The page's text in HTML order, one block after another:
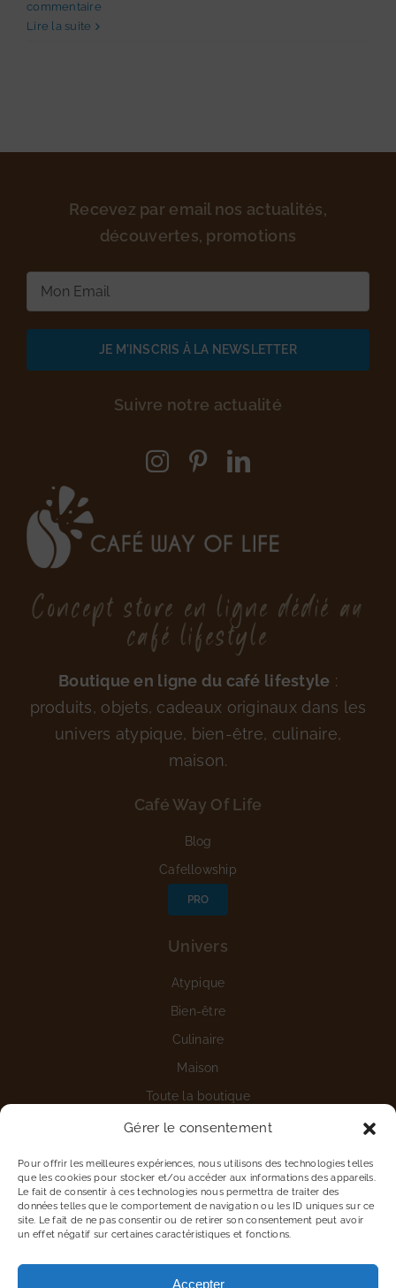
Gérer le consentement
Pour offrir les meilleures expériences, nous utilisons des technologies telles
que les cookies pour stocker et/ou accéder aux informations des appareils.
Le fait de consentir à ces technologies nous permettra de traiter des
données telles que le comportement de navigation ou les ID uniques sur ce
site. Le fait de ne pas consentir ou de retirer son consentement peut avoir
un effet négatif sur certaines caractéristiques et fonctions.
Accepter
commentaire
Lire la suite
Recevez par email nos actualités,
découvertes, promotions
Suivre notre actualité
Concept store en ligne dédié au
café lifestyle
Boutique en ligne du café lifestyle :
produits, objets, cadeaux originaux dans les
univers atypique, bien-être, culinaire,
maison.
Café Way Of Life
Blog
Cafellowship
PRO
Univers
Atypique
Bien-être
Culinaire
Maison
Toute la boutique
Nous contacter
Détails du compte
Vous êtes une entreprise
Proposer une marque